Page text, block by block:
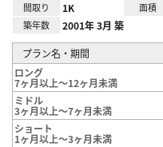
間取り 1K 面積
築年数 2001年 3月 築
プラン名・期間
ロング
7ヶ月以上～12ヶ月未満
ミドル
3ヶ月以上～7ヶ月未満
ショート
1ヶ月以上～3ヶ月未満